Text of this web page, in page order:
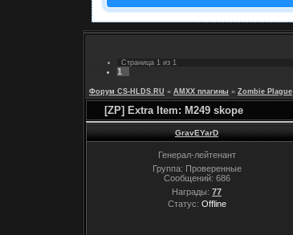
Страница 1 из 1
1
Форум CS-HLDS.RU » AMXX плагины » Zombie Plague
[ZP] Extra Item: M249 skope
GravEYarD
Генерал-лейтенант
Группа: Проверенные
Сообщений: 686
Награды: 77
Статус: Offline